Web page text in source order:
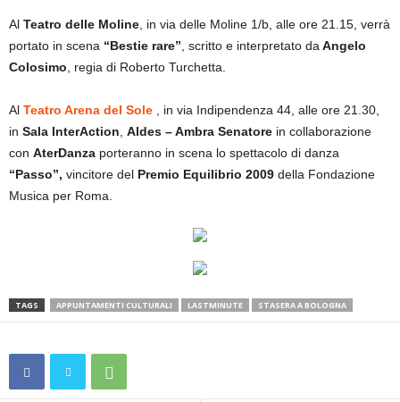
Al Teatro delle Moline , in via delle Moline 1/b, alle ore 21.15, verrà
portato in scena “Bestie rare” , scritto e interpretato da Angelo
Colosimo , regia di Roberto Turchetta.
Al Teatro Arena del Sole
, in via Indipendenza 44, alle ore 21.30,
in Sala InterAction Aldes – Ambra Senatore in collaborazione
con AterDanza porteranno in scena lo spettacolo di danza
“Passo”, vincitore del Premio Equilibrio 2009 della Fondazione
Musica per Roma.
TAGS APPUNTAMENTI CULTURALI LASTMINUTE STASERA A BOLOGNA